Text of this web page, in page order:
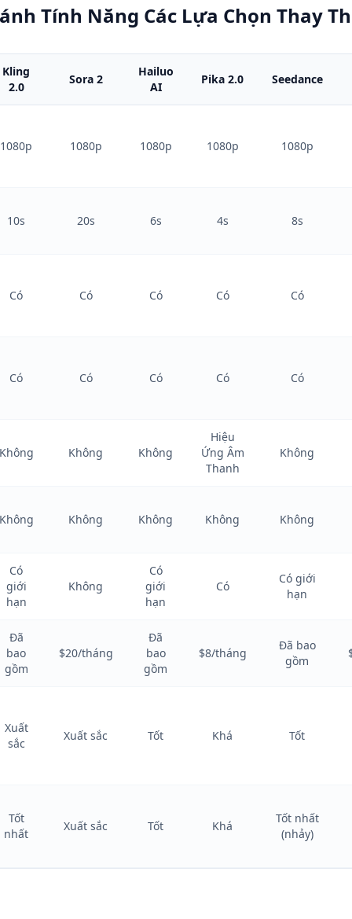
Tính Năng Các Lựa Chọn Thay
Kling
2.0
Sora 2
Hailuo
AI
Pika 2.0 Seedance
1080p 1080p 1080p 1080p 1080p
10s 20s 6s 4s 8s
Có Có Có Có Có
Có Có Có Có Có
Không Không
Hiệu
Ứng Âm
Thanh
Không
Không Không Không Không
Có
giới
hạn
Không
Có
giới
hạn
Có
Có giới
hạn
Đã
bao
gồm
$20/tháng
Đã
bao
gồm
$8/tháng
Đã bao
gồm
Xuất
sắc
Xuất sắc Tốt Khá Tốt
Tốt
nhất
Xuất sắc Tốt Khá
Tốt nhất
(nhảy)